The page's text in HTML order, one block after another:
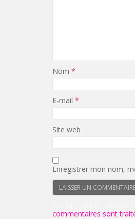
Nom *
E-mail *
Site web
Enregistrer mon nom,
commentaires sont